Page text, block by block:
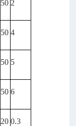
50 2
50 4
50 5
50 6
20 0.3